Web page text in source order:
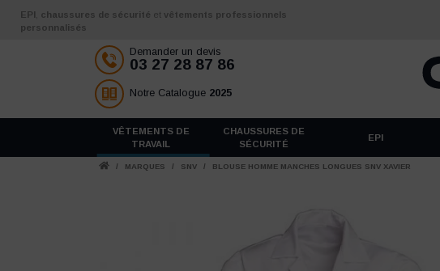
Aller au contenu
EPI chaussures de sécurité et vêtements professionnels
personnalisés
Demander un devis
03 27 28 87 86
Notre Catalogue 2025
VÊTEMENTS DE
TRAVAIL
CHAUSSURES DE
SÉCURITÉ
EPI
/ MARQUES / SNV / BLOUSE HOMME MANCHES LONGUES SNV XAVIER